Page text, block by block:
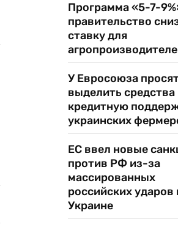
Программа «5-7-
правительство
ставку для
У Евросоюза
выделить средства
кредитную
украинских
ЕС ввел новые
против РФ из-за
массированных
российских ударов
Украине